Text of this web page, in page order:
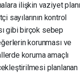
ilişkin vaziyet planı
sayılarının kontrol
gibi birçok sebep
korunması ve
koruma amaçlı
planlanan